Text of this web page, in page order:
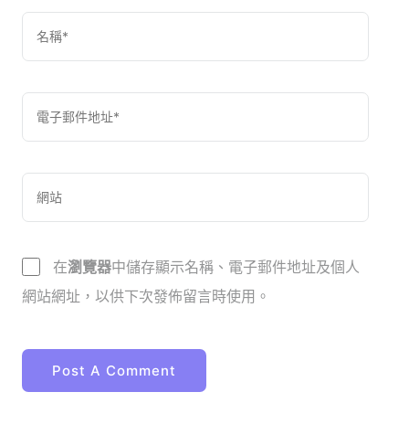
在瀏覽器中儲存顯示名稱、電子郵件地址及個人
網站網址，以供下次發佈留言時使用。